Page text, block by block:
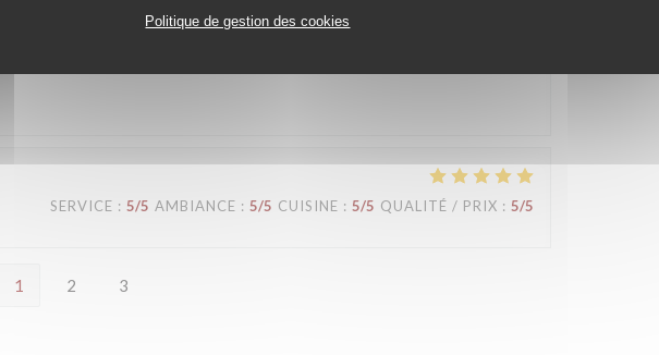
Politique de gestion des cookies
/5 AMBIANCE: 4/5 CUISINE:
SERVICE : 5/5 AMBIANCE : 5/5 CUISINE : 5/5 QUALITÉ / PRIX : 5/5
1 2 3